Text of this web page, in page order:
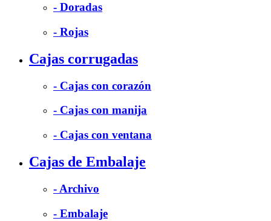
- Doradas
- Rojas
Cajas corrugadas
- Cajas con corazón
- Cajas con manija
- Cajas con ventana
Cajas de Embalaje
- Archivo
- Embalaje